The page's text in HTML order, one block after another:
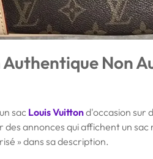
Non
sac Louis Vuittond'occasion sur
des annonces qui affichent un
» dans sa description.